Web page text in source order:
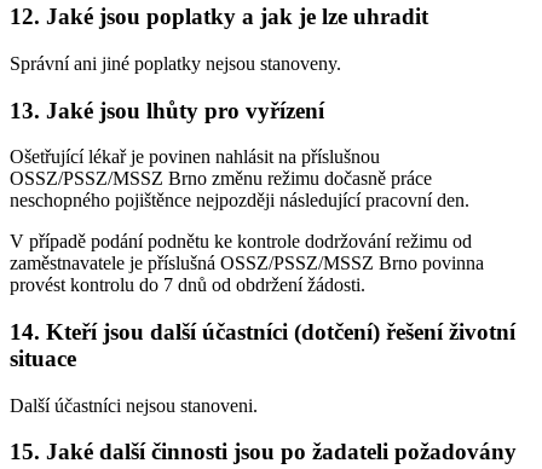
12. Jaké jsou poplatky a jak je lze uhradit
Správní ani jiné poplatky nejsou stanoveny.
13. Jaké jsou lhůty pro vyřízení
Ošetřující lékař je povinen nahlásit na příslušnou
OSSZ/PSSZ/MSSZ Brno změnu režimu dočasně práce
neschopného pojištěnce nejpozději následující pracovní den.
V případě podání podnětu ke kontrole dodržování režimu od
zaměstnavatele je příslušná OSSZ/PSSZ/MSSZ Brno povinna
provést kontrolu do 7 dnů od obdržení žádosti.
14. Kteří jsou další účastníci (dotčení) řešení životní
situace
Další účastníci nejsou stanoveni.
15. Jaké další činnosti jsou po žadateli požadovány